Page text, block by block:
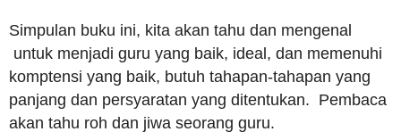
Simpulan buku ini, kita akan tahu dan mengenal
untuk menjadi guru yang baik, ideal, dan memenuhi
komptensi yang baik, butuh tahapan-tahapan yang
panjang dan persyaratan yang ditentukan. Pembaca
akan tahu roh dan jiwa seorang guru.